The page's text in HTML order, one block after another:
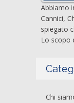
Abbiamo
Cannici,
spiegato
Lo scopo
Chi